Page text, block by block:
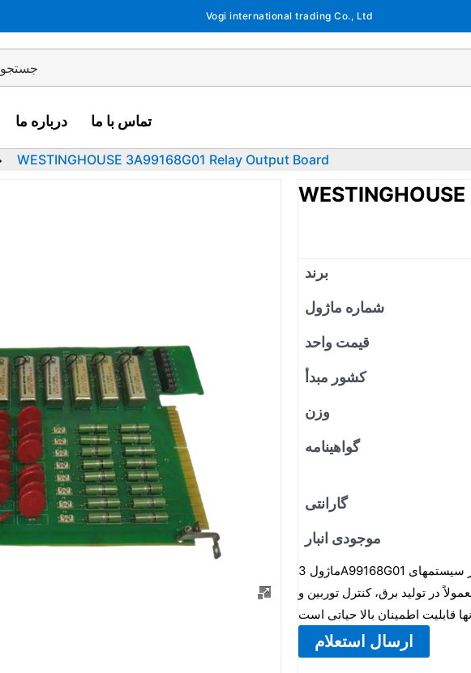
Vogi international trading Co., Ltd
جستجو
درباره ما تماس با ما
WESTINGHOUSE 3A99168G01 Relay Output Board
برند
شماره ماژول
قیمت واحد
کشور مبدأ
وزن
گواهینامه
گارانتی
موجودی انبار
ماژول 3A99168G01 وستینگهاوس یک ماژول کنترل صنعتی تخصصی است که عمدتاً در سیستمهای
در تولید برق، کنترل توربین و
ارسال استعلام